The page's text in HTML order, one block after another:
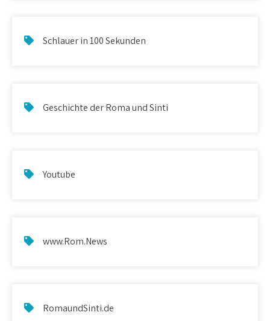
Schlauer in 100 Sekunden
Geschichte der Roma und Sinti
Youtube
www.Rom.News
RomaundSinti.de